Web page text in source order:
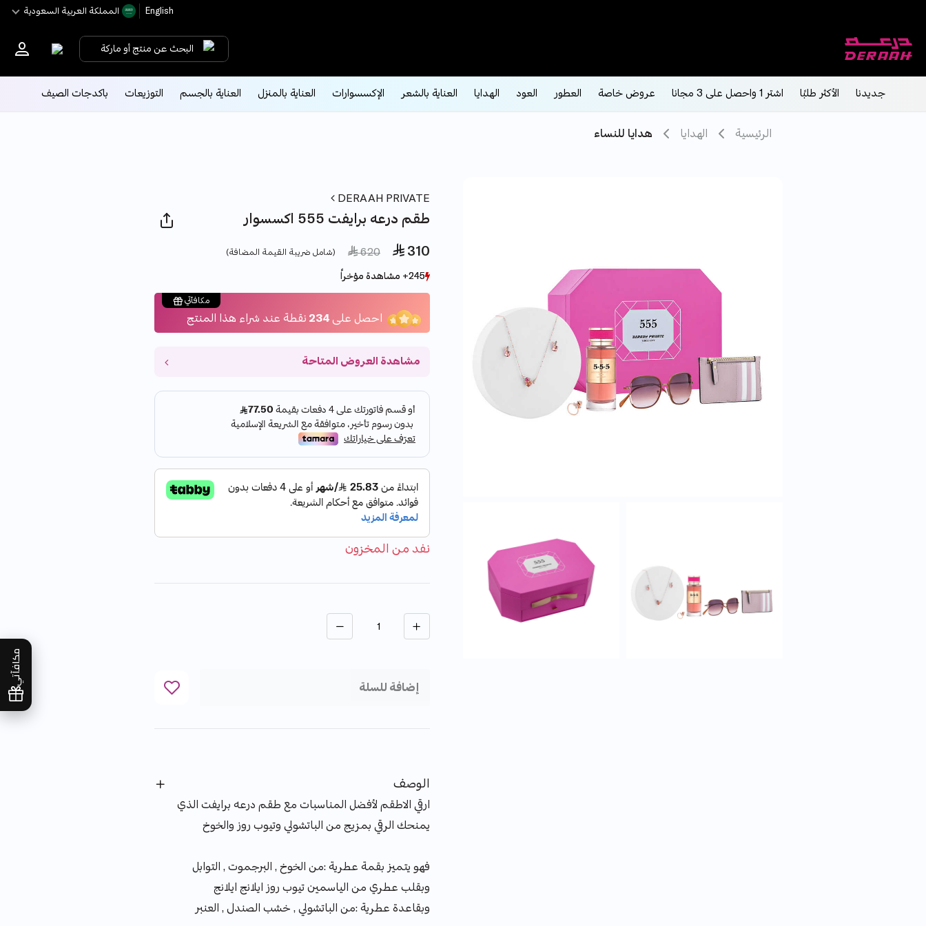
English اﻟﻤﻤﻠﻜﺔ اﻟﻌﺮﺑﻴﺔ اﻟﺴﻌﻮدﻳﺔ
البحث عن منتج أو ماركة
جديدنا الأكثر طلبًا اشتر 1 واحصل على 3 مجانا عروض خاصة العطور العود الهدايا العناية بالشعر الإكسسوارات العناية بالمنزل العناية بالجسم التوزيعات باكدجات الصيف
مكافآتي
الرئيسية الهدايا هدايا للنساء
DERAAH PRIVATE
طقم درعه برايفت 555 اكسسوار
 310
Price reduced from
 620
to (شامل ضريبة القيمة المضافة)
245+ مشاهدة مؤخراً
6+ بيع مؤخراً
245+ مشاهدة مؤخراً
6+ بيع مؤخراً
مكافآتي
احصل على234نقطة عند شراء هذا المنتج
مشاهدة العروض المتاحة
نفد من المخزون
الكمية
إضافة للسلة
الوصف
ارقي الاطقم لأفضل المناسبات مع طقم درعه برايفت الذي
يمنحك الرقي بمزيج من الباتشولي وتيوب روز والخوخ
فهو يتميز بقمة عطرية :من الخوخ , البرجموت , التوابل
وبقلب عطري من الياسمين تيوب روز ايلانج ايلانج
وبقاعدة عطرية :من الباتشولي , خشب الصندل , العنبر